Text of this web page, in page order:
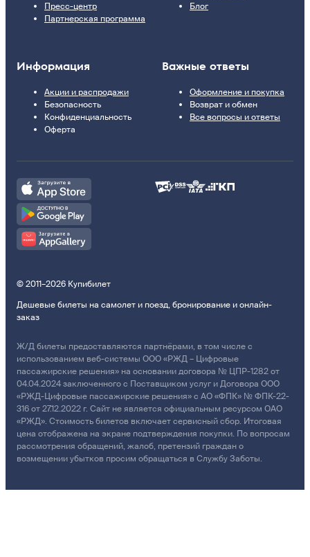
Пресс-центр
Партнерская программа
Блог
Информация
Акции и распродажи
Безопасность
Конфиденциальность
Оферта
Важные ответы
Оформление и покупка
Возврат и обмен
Все вопросы и ответы
© 2011–2026 Купибилет
Дешевые билеты на самолет и поезд, бронирование и онлайн-
заказ
Ж/Д билеты предоставляются партнёрами, в том числе с
использованием веб-системы ООО «РЖД – Цифровые
пассажирские решения» на основании договора № ЦПР-1282 от
04.04.2024 заключенного с Поставщиком услуг и Договора ООО
«РЖД-Цифровые пассажирские решения» с АО «ФПК» № ФПК-22-
316 от 27.12.2022 г. Сайт не является официальным ресурсом ОАО
«РЖД». Стоимость билетов включает сервисный сбор. Итоговая
цена отображена на экране подтверждения покупки. По вопросам
рассмотрения обращений, жалоб, претензий граждан о
возмещении убытков просим обращаться в Службу Заботы.